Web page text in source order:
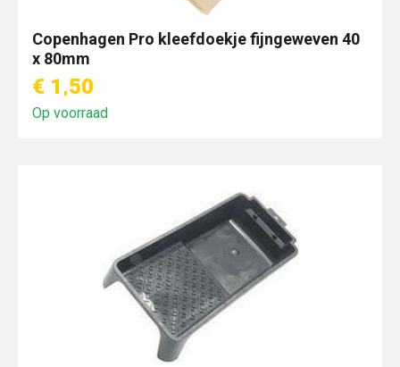
Copenhagen Pro kleefdoekje fijngeweven 40
x 80mm
€ 1,50
Op voorraad